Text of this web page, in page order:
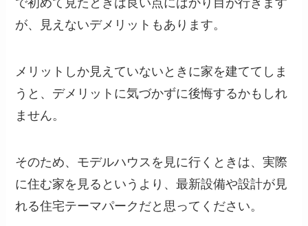
で初めて見たときは良い点にばかり目が行きます
が、見えないデメリットもあります。
メリットしか見えていないときに家を建ててしま
うと、デメリットに気づかずに後悔するかもしれ
ません。
そのため、モデルハウスを見に行くときは、実際
に住む家を見るというより、最新設備や設計が見
れる住宅テーマパークだと思ってください。